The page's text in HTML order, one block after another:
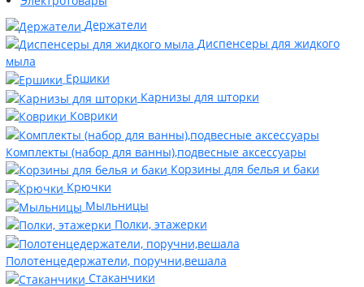
Держатели
Диспенсеры для жидкого
мыла
Ершики
Карнизы для шторки
Коврики
Комплекты (набор для ванны),подвесные аксессуары
Корзины для белья и баки
Крючки
Мыльницы
Полки, этажерки
Полотенцедержатели, поручни,вешала
Стаканчики